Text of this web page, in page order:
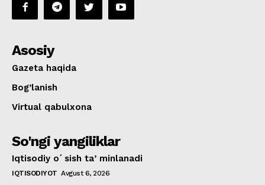
Asosiy
Gazeta haqida
Bog’lanish
Virtual qabulxona
So'ngi yangiliklar
Iqtisodiy oʻsish taʼminlanadi
IQTISODIYOT Avgust 6, 2026